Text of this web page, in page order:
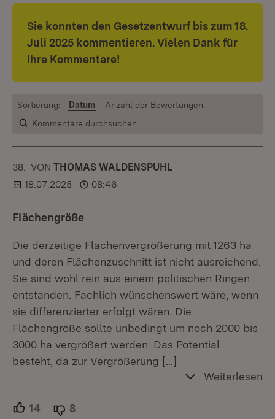
Sie konnten den Gesetzentwurf bis zum 18.
Juli 2025 kommentieren. Vielen Dank für
Ihre Kommentare!
Kommentare durchsuchen
Sortierung: Datum Anzahl der Bewertungen
38. KOMMENTAR
VON :THOMAS WALDENSPUHL
18.07.2025
08:46
Flächengröße
Die derzeitige Flächenvergrößerung mit 1263 ha
und deren Flächenzuschnitt ist nicht ausreichend.
Sie sind wohl rein aus einem politischen Ringen
entstanden. Fachlich wünschenswert wäre, wenn
sie differenzierter erfolgt wären. Die
Flächengröße sollte unbedingt um noch 2000 bis
3000 ha vergrößert werden. Das Potential
besteht, da zur Vergrößerung […]
Weiterlesen
14 Unterstützer.
8